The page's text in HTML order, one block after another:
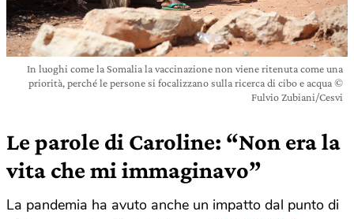
In luoghi come la Somalia la vaccinazione non viene ritenuta come una
priorità, perché le persone si focalizzano sulla ricerca di cibo e acqua ©
Fulvio Zubiani/Cesvi
Le parole di Caroline: “Non era la
vita che mi immaginavo”
La pandemia ha avuto anche un impatto dal punto di